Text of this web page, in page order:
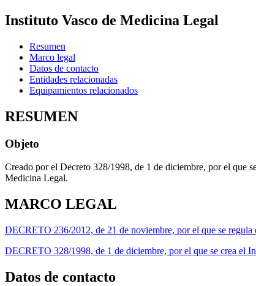
Instituto Vasco de Medicina Legal
Resumen
Marco legal
Datos de contacto
Entidades relacionadas
Equipamientos relacionados
RESUMEN
Objeto
Creado por el Decreto 328/1998, de 1 de diciembre, por el que
Medicina Legal.
MARCO LEGAL
DECRETO 236/2012, de 21 de noviembre, por el que se
DECRETO 328/1998, de 1 de diciembre, por el que se crea el
Datos de contacto